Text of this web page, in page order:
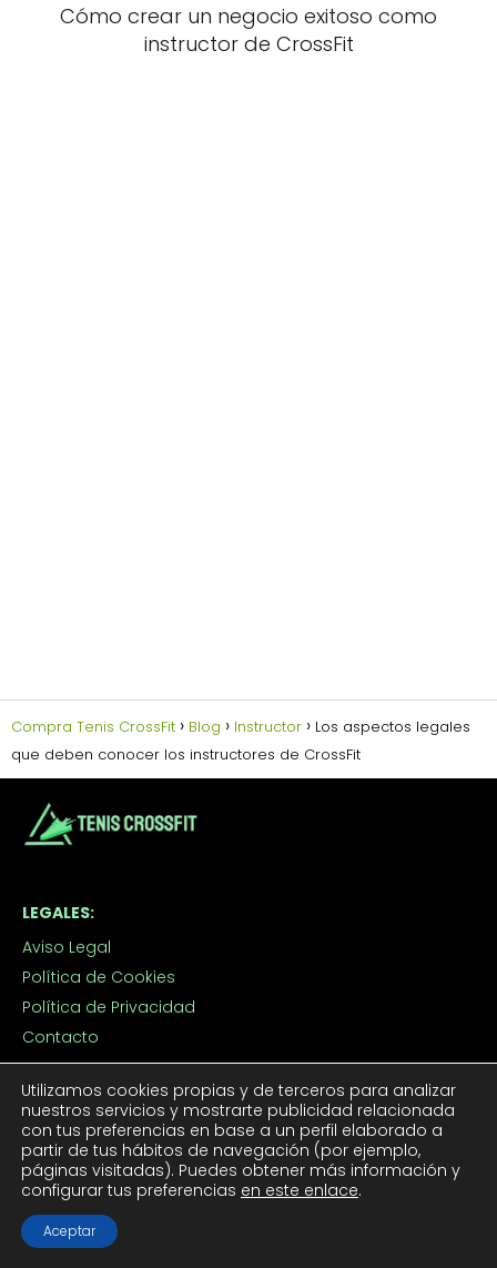
Cómo crear un negocio exitoso como
instructor de CrossFit
Compra Tenis CrossFit Blog Instructor
Los aspectos legales
que deben conocer los instructores de CrossFit
LEGALES:
Aviso Legal
Política de Cookies
Política de Privacidad
Contacto
TUS TENIS CROSSFIT:
Tenis CrossFit Hombre
Tenis CrossFit Mujer
APROVECHA LOS DESCUENTOS:
Utilizamos cookies propias y de terceros para analizar
nuestros servicios y mostrarte publicidad relacionada
con tus preferencias en base a un perfil elaborado a
partir de tus hábitos de navegación (por ejemplo,
páginas visitadas). Puedes obtener más información y
configurar tus preferencias en este enlace.
Aceptar